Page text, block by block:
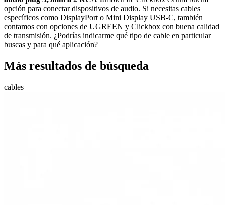
opción para conectar dispositivos de audio. Si necesitas cables
específicos como DisplayPort o Mini Display USB-C, también
contamos con opciones de UGREEN y Clickbox con buena calidad
de transmisión. ¿Podrías indicarme qué tipo de cable en particular
buscas y para qué aplicación?
Más resultados de búsqueda
cables